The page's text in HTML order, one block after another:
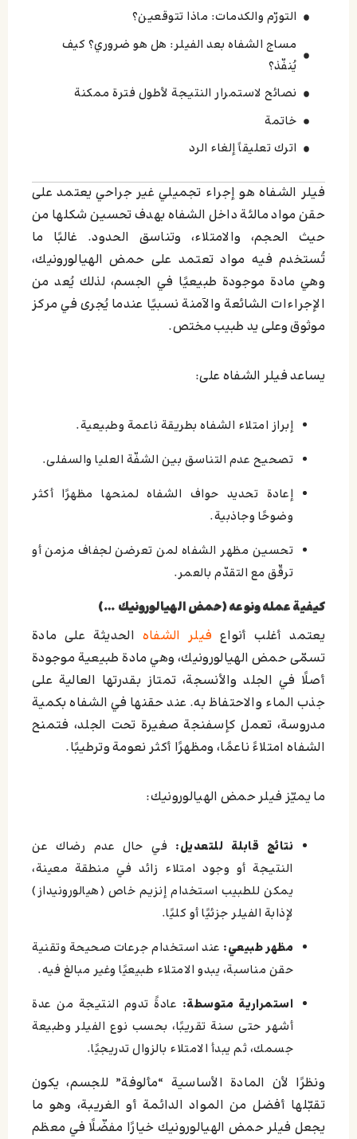
التورّم والكدمات: ماذا تتوقعين؟
مساج الشفاه بعد الفيلر: هل هو ضروري؟ كيف
يُنفّذ؟
نصائح لاستمرار النتيجة لأطول فترة ممكنة
خاتمة
اترك تعليقاً إلغاء الرد
فيلر الشفاه هو إجراء تجميلي غير جراحي يعتمد على
حقن مواد مالئة داخل الشفاه بهدف تحسين شكلها من
حيث الحجم، والامتلاء، وتناسق الحدود. غالبًا ما
تُستخدم فيه مواد تعتمد على حمض الهيالورونيك،
وهي مادة موجودة طبيعيًا في الجسم، لذلك يُعد من
الإجراءات الشائعة والآمنة نسبيًا عندما يُجرى في مركز
موثوق وعلى يد طبيب مختص.
يساعد فيلر الشفاه على:
إبراز امتلاء الشفاه بطريقة ناعمة وطبيعية.
تصحيح عدم التناسق بين الشفّة العليا والسفلى.
إعادة تحديد حواف الشفاه لمنحها مظهرًا أكثر
وضوحًا وجاذبية.
تحسين مظهر الشفاه لمن تعرضن لجفاف مزمن أو
ترقّق مع التقدّم بالعمر.
كيفية عمله ونوعه (حمض الهيالورونيك …)
يعتمد أغلب أنواعفيلر الشفاه الحديثة على مادة
تسمّى حمض الهيالورونيك، وهي مادة طبيعية موجودة
أصلًا في الجلد والأنسجة، تمتاز بقدرتها العالية على
جذب الماء والاحتفاظ به. عند حقنها في الشفاه بكمية
مدروسة، تعمل كإسفنجة صغيرة تحت الجلد، فتمنح
الشفاه امتلاءً ناعمًا، ومظهرًا أكثر نعومة وترطيبًا.
ما يميّز فيلر حمض الهيالورونيك:
نتائج قابلة للتعديل: في حال عدم رضاك عن
النتيجة أو وجود امتلاء زائد في منطقة معينة،
يمكن للطبيب استخدام إنزيم خاص (هيالورونيداز)
لإذابة الفيلر جزئيًا أو كليًا.
مظهر طبيعي: عند استخدام جرعات صحيحة وتقنية
حقن مناسبة، يبدو الامتلاء طبيعيًا وغير مبالغ فيه.
استمرارية متوسطة: عادةً تدوم النتيجة من عدة
أشهر حتى سنة تقريبًا، بحسب نوع الفيلر وطبيعة
جسمك، ثم يبدأ الامتلاء بالزوال تدريجيًا.
ونظرًا لأن المادة الأساسية “مألوفة” للجسم، يكون
تقبّلها أفضل من المواد الدائمة أو الغريبة، وهو ما
يجعل فيلر حمض الهيالورونيك خيارًا مفضّلًا في معظم